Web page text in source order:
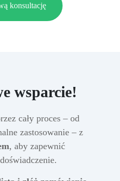
konsultację
wsparcie!
cały proces – od
zastosowanie – z
, aby zapewnić